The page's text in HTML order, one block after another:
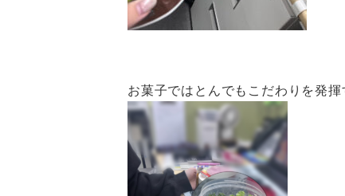
お菓子ではとんでもこだわりを発